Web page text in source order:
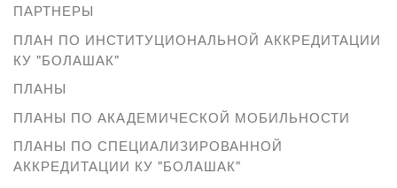
ПАРТНЕРЫ
ПЛАН ПО ИНСТИТУЦИОНАЛЬНОЙ АККРЕДИТАЦИИ
КУ "БОЛАШАК"
ПЛАНЫ
ПЛАНЫ ПО АКАДЕМИЧЕСКОЙ МОБИЛЬНОСТИ
ПЛАНЫ ПО СПЕЦИАЛИЗИРОВАННОЙ
АККРЕДИТАЦИИ КУ "БОЛАШАК"